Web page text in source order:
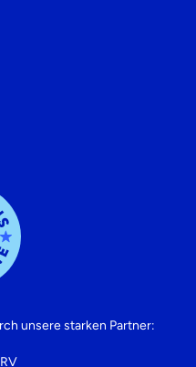
unsere starken Partner: